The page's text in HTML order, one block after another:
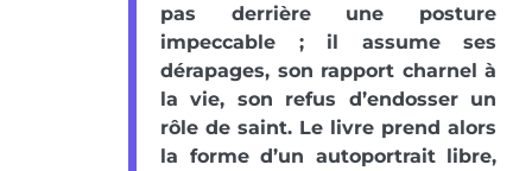
pas derrière une posture
impeccable ; il assume ses
dérapages, son rapport charnel à
la vie, son refus d’endosser un
rôle de saint. Le livre prend alors
la forme d’un autoportrait libre,